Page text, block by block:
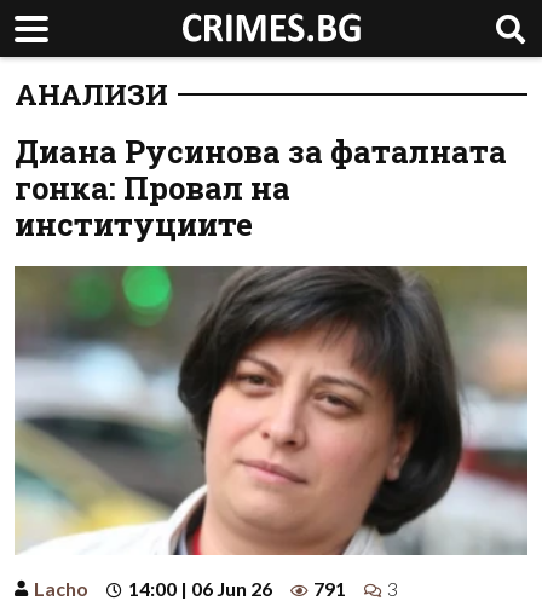
АНАЛИЗИ
Диана Русинова за фаталната
гонка: Провал на
институциите
Lacho 14:00 | 06 Jun 26 791 3